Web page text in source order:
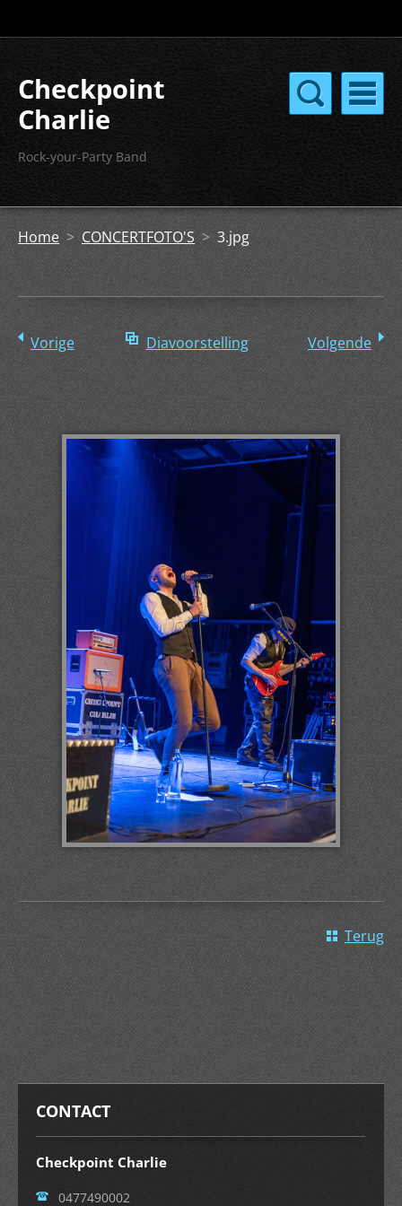
Checkpoint
Charlie
Rock-your-Party Band
Home > CONCERTFOTO'S > 3.jpg
Vorige Diavoorstelling Volgende
Terug
CONTACT
Checkpoint Charlie
0477490002